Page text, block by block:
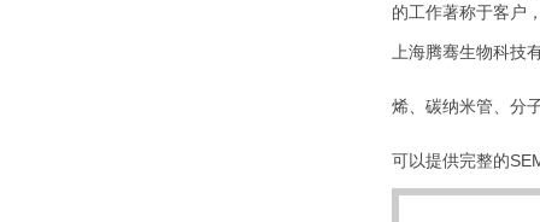
的工作著称于客户
上海腾骞生物科
烯、碳纳米管、分
可以提供完整的